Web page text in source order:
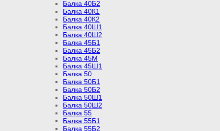
Балка 40Б2
Балка 40К1
Балка 40К2
Балка 40Ш1
Балка 40Ш2
Балка 45Б1
Балка 45Б2
Балка 45М
Балка 45Ш1
Балка 50
Балка 50Б1
Балка 50Б2
Балка 50Ш1
Балка 50Ш2
Балка 55
Балка 55Б1
Балка 55Б2